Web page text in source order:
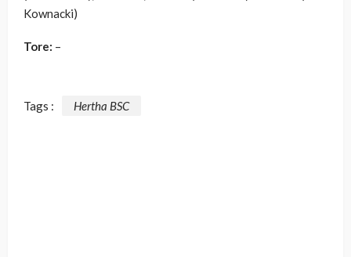
Kownacki)
Tore: –
Tags : Hertha BSC